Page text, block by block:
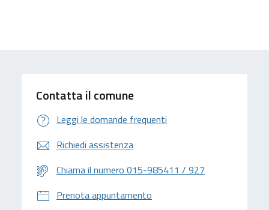
Contatta il comune
Leggi le domande frequenti
Richiedi assistenza
Chiama il numero 015-985411 / 927
Prenota appuntamento